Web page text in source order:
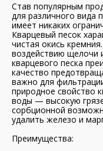
Став популярным
для различного вида
имеет никаких
Кварцевый песок
чистая окись
воздействию щелочи
кварцевого песка
качество
важно для
природное свойство
воды — высокую
сорбционной
удалить железо и
Преимущества: